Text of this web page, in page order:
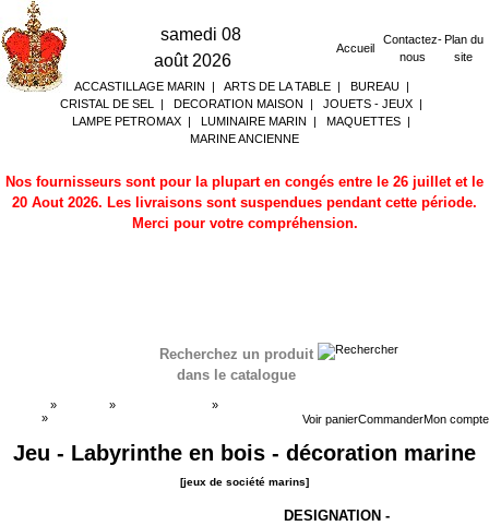
samedi 08
août 2026
Accueil
Contactez-
nous
Plan du
site
ACCASTILLAGE MARIN | ARTS DE LA TABLE| BUREAU|
CRISTAL DE SEL
| DECORATION MAISON | JOUETS - JEUX |
LAMPE PETROMAX | LUMINAIRE MARIN | MAQUETTES |
MARINE ANCIENNE
Nos fournisseurs sont pour la plupart en congés entre le 26 juillet et le
20 Aout 2026. Les livraisons sont suspendues pendant cette période.
Merci pour votre compréhension.
Recherchez un produit
dans le catalogue
Voir panierCommanderMon compte
» » »
»
Jeu - Labyrinthe en bois - décoration marine
[jeux de société marins]
DESIGNATION -